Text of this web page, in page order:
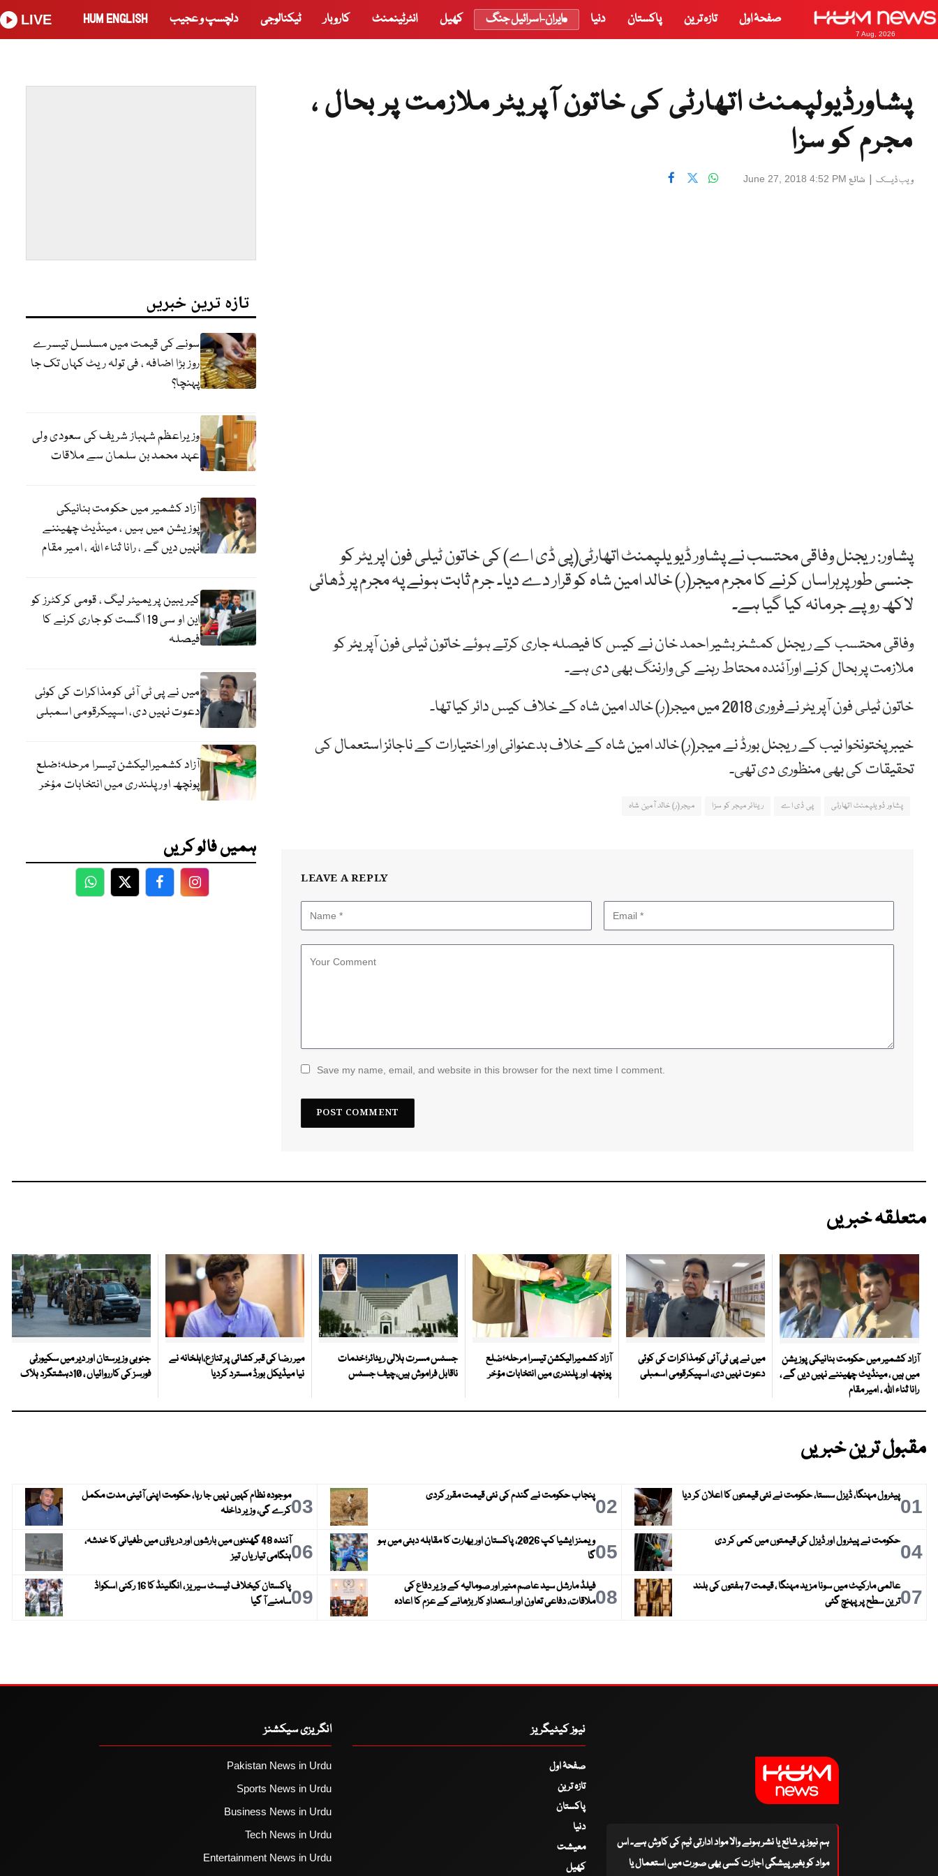
7 Aug, 2026
صفحۂ اول تازہ ترین پاکستان دنیا ایران-اسرائیل جنگ کھیل انٹرٹینمنٹ کاروبار ٹیکنالوجی دلچسپ و عجیب HUM ENGLISH
LIVE
پشاورڈیولپمنٹ اتھارٹی کی خاتون آپریٹر ملازمت پر بحال ،
مجرم کو سزا
ویب ڈیسک | شائع June 27, 2018 4:52 PM
پشاور: ریجنل وفاقی محتسب نے پشاور ڈیویلپمنٹ اتھارٹی(پی ڈی اے) کی خاتون ٹیلی فون اپریٹر کو
جنسی طور پرہراساں کرنے کا مجرم میجر(ر) خالد امین شاہ کو قرار دے دیا۔ جرم ثابت ہونے پہ مجرم پر ڈھائی
لاکھ روپے جرمانہ کیا گیا ہے۔
وفاقی محتسب کے ریجنل کمشنر بشیر احمد خان نے کیس کا فیصلہ جاری کرتے ہوئے خاتون ٹیلی فون آپریٹر کو
ملازمت پر بحال کرنے اورآئندہ محتاط رہنے کی وارننگ بھی دی ہے۔
خاتون ٹیلی فون آپریٹر نےفروری 2018 میں میجر(ر) خالد امین شاہ کے خلاف کیس دائر کیا تھا۔
خیبر پختونخوا نیب کے ریجنل بورڈ نے میجر(ر) خالد امین شاہ کے خلاف بدعنوانی اور اختیارات کے ناجائز استعمال کی
تحقیقات کی بھی منظوری دی تھی۔
پشاور ڈویلپمنٹ اتھارٹی پی ڈی اے ریٹائر میجر کو سزا میجر(ر) خالد آمین شاہ
LEAVE A REPLY
Save my name, email, and website in this browser for the next time I comment.
تازہ ترین خبریں
سونے کی قیمت میں مسلسل تیسرے
روز بڑا اضافہ ، فی تولہ ریٹ کہاں تک جا
پہنچا؟
وزیراعظم شہباز شریف کی سعودی ولی
عہد محمد بن سلمان سے ملاقات
آزاد کشمیر میں حکومت بنانیکی
پوزیشن میں ہیں ، مینڈیٹ چھیننے
نہیں دیں گے ، رانا ثناء اللہ ، امیر مقام
کیریبین پریمیئر لیگ ، قومی کرکٹرز کو
این او سی 19 اگست کو جاری کرنے کا
فیصلہ
میں نے پی ٹی آئی کومذاکرات کی کوئی
دعوت نہیں دی، اسپیکرقومی اسمبلی
آزاد کشمیرالیکشن تیسرا مرحلہ؛ضلع
پونچھ اور پلندری میں انتخابات مؤخر
ہمیں فالو کریں
WhatsApp
TwitterFacebookFacebook
متعلقہ خبریں
آزاد کشمیر میں حکومت بنانیکی پوزیشن
میں ہیں ، مینڈیٹ چھیننے نہیں دیں گے ،
رانا ثناء اللہ ، امیر مقام
میں نے پی ٹی آئی کومذاکرات کی کوئی
دعوت نہیں دی، اسپیکرقومی اسمبلی
آزاد کشمیرالیکشن تیسرا مرحلہ؛ضلع
پونچھ اور پلندری میں انتخابات مؤخر
جسٹس مسرت ہلالی ریٹائر؛خدمات
ناقابل فراموش ہیں،چیف جسٹس
میر رضا کی قبر کشائی پر تنازع،اہلخانہ نے
نیا میڈیکل بورڈ مسترد کردیا
جنوبی وزیرستان اور دیر میں سکیورٹی
فورسز کی کارروائیاں ، 10دہشتگرد ہلاک
مقبول ترین خبریں
01پیٹرول مہنگا، ڈیزل سستا، حکومت نے نئی قیمتوں کا اعلان کر دیا 02پنجاب حکومت نے گندم کی نئی قیمت مقرر کردی 03موجودہ نظام کہیں نہیں جا رہا، حکومت اپنی آئینی مدت مکمل
کرے گی، وزیر داخلہ
04حکومت نے پیٹرول اور ڈیزل کی قیمتوں میں کمی کر دی 05
ویمنز ایشیا کپ 2026، پاکستان اور بھارت کا مقابلہ دبئی میں ہو
گا
06
آئندہ 48 گھنٹوں میں بارشوں اور دریاؤں میں طغیانی کا خدشہ،
ہنگامی تیاریاں تیز
07
عالمی مارکیٹ میں سونا مزید مہنگا ، قیمت 7 ہفتوں کی بلند
ترین سطح پر پہنچ گئی
08فیلڈ مارشل سید عاصم منیر اور صومالیہ کے وزیر دفاع کی
ملاقات، دفاعی تعاون اور استعدادِ کار بڑھانے کے عزم کا اعادہ
09
پاکستان کیخلاف ٹیسٹ سیریز ، انگلینڈ کا 16 رکنی اسکواڈ
سامنے آ گیا
ہم نیوز پر شائع یا نشر ہونے والا مواد ادارتی ٹیم کی کاوش ہے۔ اس
مواد کو بغیر پیشگی اجازت کسی بھی صورت میں استعمال یا
نیوز کیٹیگریز
صفحۂ اول
تازہ ترین
پاکستان
دنیا
معیشت
کھیل
انگریزی سیکشنز
Pakistan News in Urdu
Sports News in Urdu
Business News in Urdu
Tech News in Urdu
Entertainment News in Urdu